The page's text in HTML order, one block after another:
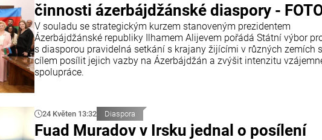
činnosti ázerbájdžánské diaspory -
V souladu se strategickým kurzem stanoveným prezidentem
Ázerbájdžánské republiky Ilhamem Alijevem pořádá Státní výbor
s diasporou pravidelná setkání s krajany žijícími v různých zemích
cílem posílit jejich vazby na Ázerbájdžán a zvýšit intenzitu
spolupráce.
24 Květen 13:32 Diaspora
Fuad Muradov v Irsku jednal o posílení